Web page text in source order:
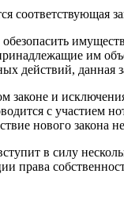
соответствующая
им
действий, данная
законе и
с участием
нового закона
в силу
права